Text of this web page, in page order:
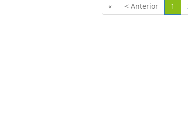
« < Anterior 1